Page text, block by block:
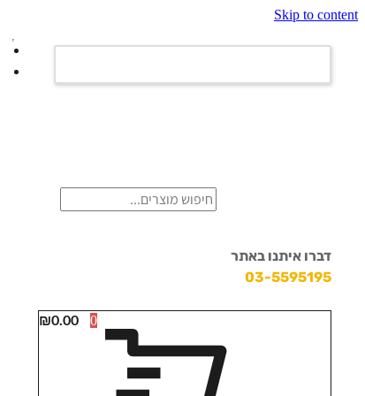
Skip to content
דברו איתנו באתר
03-5595195
₪0.00